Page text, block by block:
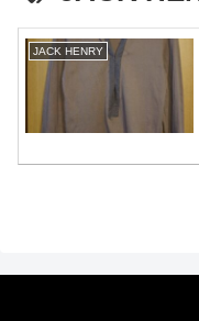
JACK HENRY